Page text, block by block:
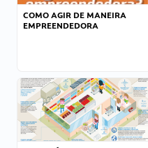
COMO AGIR DE MANEIRA
EMPREENDEDORA